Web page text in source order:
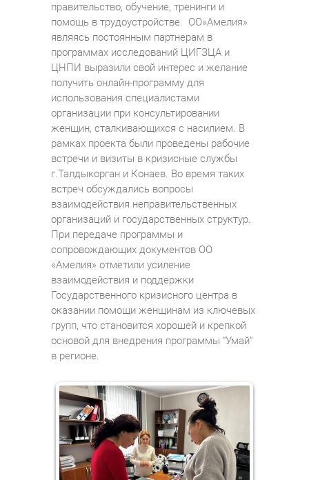
правительство, обучение, тренинги и
помощь в трудоустройстве. ОО»Амелия»
являясь постоянным партнерам в
программах исследований ЦИГЗЦА и
ЦНПИ выразили свой интерес и желание
получить онлайн-программу для
использования специалистами
организации при консультировании
женщин, сталкивающихся с насилием. В
рамках проекта были проведены рабочие
встречи и визиты в кризисные службы
г.Талдыкорган и Конаев. Во время таких
встреч обсуждались вопросы
взаимодействия неправительственных
организаций и государственных структур.
При передаче программы и
сопровождающих документов ОО
«Амелия» отметили усиление
взаимодействия и поддержки
Государственного кризисного центра в
оказании помощи женщинам из ключевых
групп, что становится хорошей и крепкой
основой для внедрения программы “Умай”
в регионе.